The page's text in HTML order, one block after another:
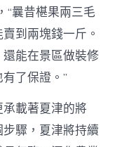
“曩昔椹果兩三毛
到兩塊錢一斤。
能在景區做裝修
了保證。”
載著夏津的將
驟，夏津將持續